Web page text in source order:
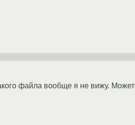
файла вообще я не вижу. Может